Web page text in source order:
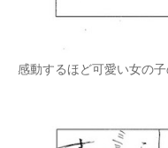
感動するほど可愛い女の